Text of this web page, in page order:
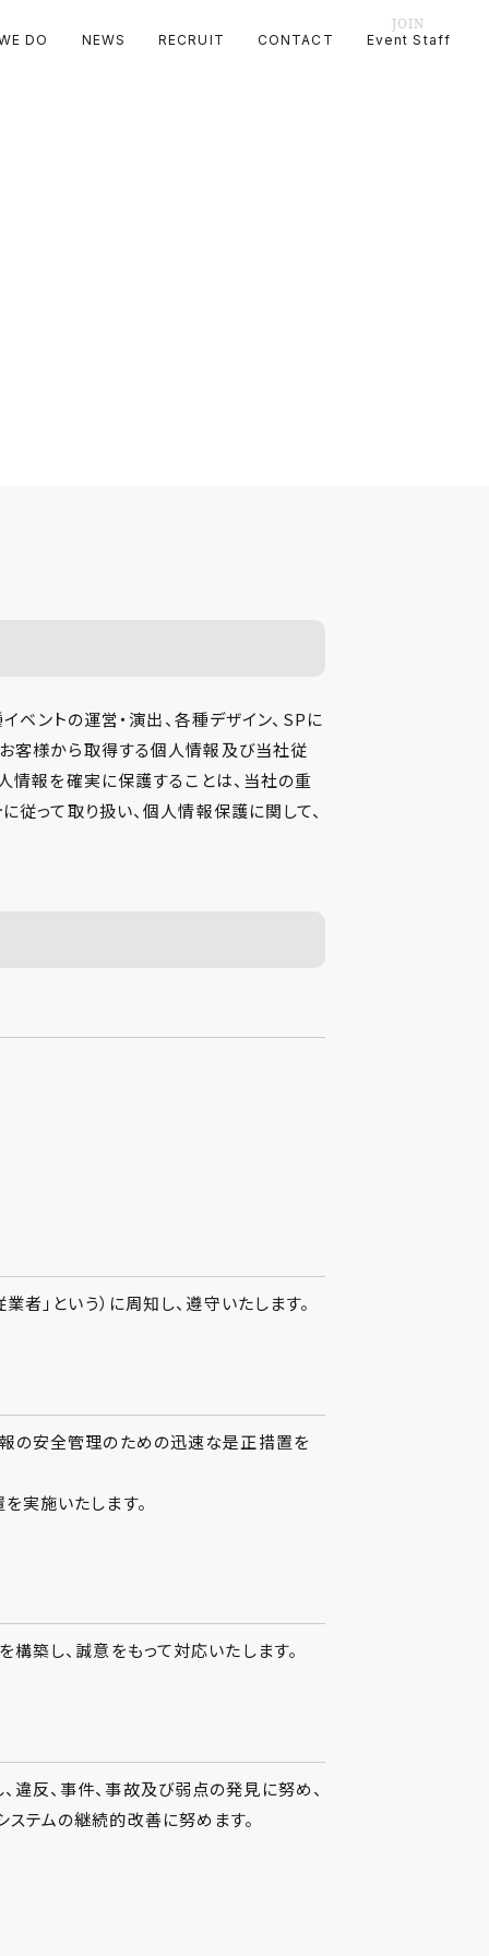
DO NEWS RECRUIT CONTACT
JOIN
Event Staff
ベントの運営・演出、各種デザイン、SPに
客様から取得する個人情報及び当社従
情報を確実に保護することは、当社の重
って取り扱い、個人情報保護に関して、
」という）に周知し、遵守いたします。
の安全管理のための迅速な是正措置を
実施いたします。
築し、誠意をもって対応いたします。
反、事件、事故及び弱点の発見に努め、
テムの継続的改善に努めます。